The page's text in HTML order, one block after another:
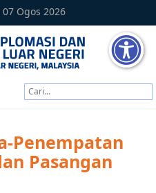
07 Ogos 2026
Penempatan
Pasangan